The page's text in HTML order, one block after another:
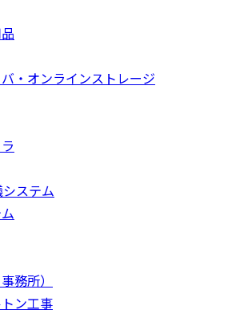
・オンラインストレージ
ステム
務所）
ン工事